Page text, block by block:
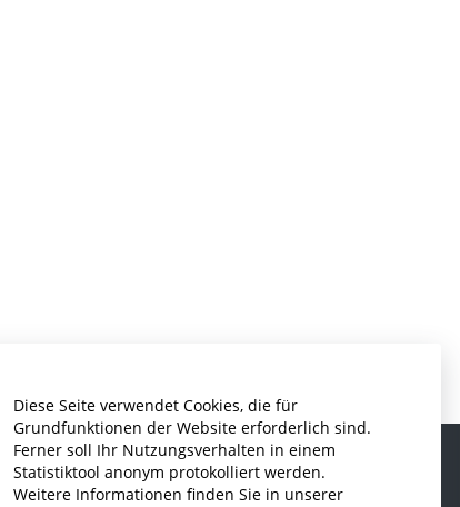
Diese Seite verwendet Cookies, die für
Grundfunktionen der Website erforderlich sind.
Ferner soll Ihr Nutzungsverhalten in einem
Statistiktool anonym protokolliert werden.
Weitere Informationen finden Sie in unserer
Informatik und Wirtschaftsinformatik